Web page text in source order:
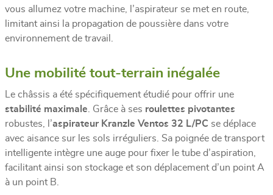
vous allumez votre machine, l’aspirateur se met en route,
limitant ainsi la propagation de poussière dans votre
environnement de travail.
Une mobilité tout-terrain inégalée
Le châssis a été spécifiquement étudié pour offrir une
stabilité maximale . Grâce à ses roulettes pivotantes
robustes, l’aspirateur Kranzle Ventos 32 L/PC se déplace
avec aisance sur les sols irréguliers. Sa poignée de transport
intelligente intègre une auge pour fixer le tube d’aspiration,
facilitant ainsi son stockage et son déplacement d’un point A
à un point B.